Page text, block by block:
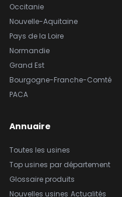
Occitanie
Nouvelle-Aquitaine
Pays de la Loire
Normandie
Grand Est
Bourgogne-Franche-Comté
PACA
Annuaire
Toutes les usines
Top usines par département
Glossaire produits
Nouvelles usines Actualités